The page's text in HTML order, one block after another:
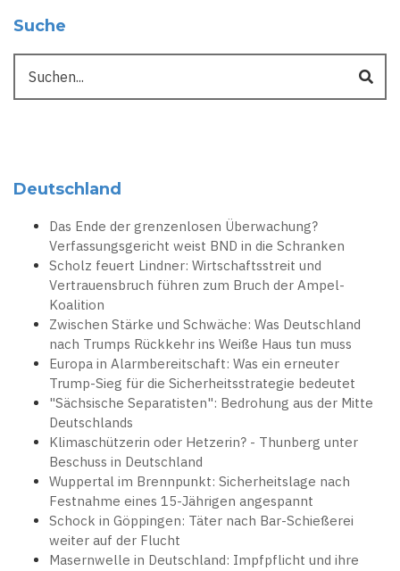
Suche
Deutschland
Das Ende der grenzenlosen Überwachung?
Verfassungsgericht weist BND in die Schranken
Scholz feuert Lindner: Wirtschaftsstreit und
Vertrauensbruch führen zum Bruch der Ampel-
Koalition
Zwischen Stärke und Schwäche: Was Deutschland
nach Trumps Rückkehr ins Weiße Haus tun muss
Europa in Alarmbereitschaft: Was ein erneuter
Trump-Sieg für die Sicherheitsstrategie bedeutet
"Sächsische Separatisten": Bedrohung aus der Mitte
Deutschlands
Klimaschützerin oder Hetzerin? - Thunberg unter
Beschuss in Deutschland
Wuppertal im Brennpunkt: Sicherheitslage nach
Festnahme eines 15-Jährigen angespannt
Schock in Göppingen: Täter nach Bar-Schießerei
weiter auf der Flucht
Masernwelle in Deutschland: Impfpflicht und ihre